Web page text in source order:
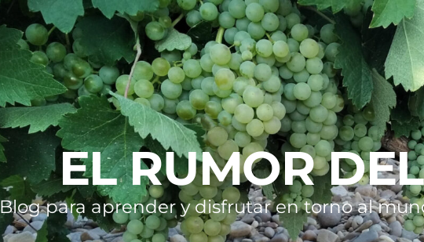
EL RUMOR
Blog para aprender y disfrutar en torno al